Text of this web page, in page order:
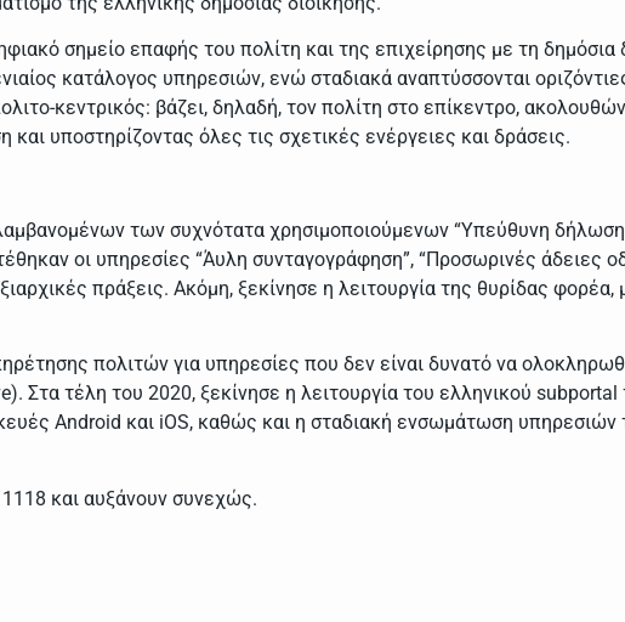
σημείο επαφής του πολίτη και της επιχείρησης με τη δημόσια
κατάλογος υπηρεσιών, ενώ σταδιακά αναπτύσσονται
κεντρικός: βάζει, δηλαδή, τον πολίτη στο επίκεντρο,
υποστηρίζοντας όλες τις σχετικές ενέργειες και δράσεις.
των συχνότατα χρησιμοποιούμενων “Υπεύθυνη
οι υπηρεσίες “Άυλη συνταγογράφηση”, “Προσωρινές άδειες
πράξεις. Ακόμη, ξεκίνησε η λειτουργία της θυρίδας
πολιτών για υπηρεσίες που δεν είναι δυνατό να
Στα τέλη του 2020, ξεκίνησε η λειτουργία του ελληνικού
Android και iOS, καθώς και η σταδιακή ενσωμάτωση υπηρεσιών
1118 και αυξάνουν συνεχώς.